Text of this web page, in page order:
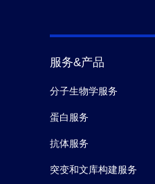
服务&产品
分子生物学服务
蛋白服务
抗体服务
突变和文库构建服务